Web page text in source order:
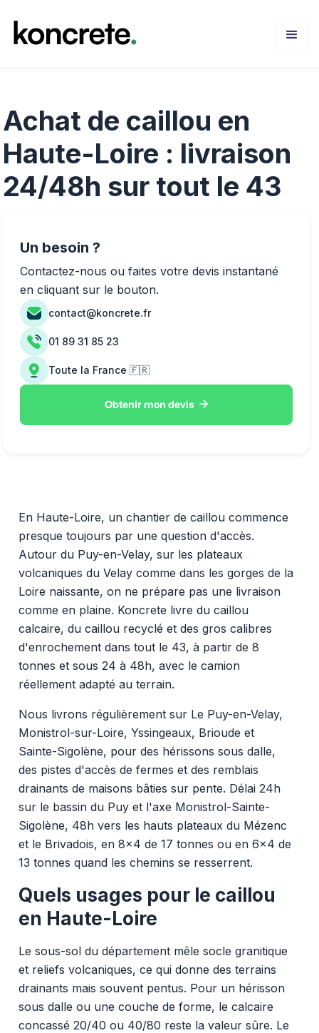
Achat de caillou en
Haute-Loire : livraison
24/48h sur tout le 43
En Haute-Loire, un chantier de caillou commence
presque toujours par une question d'accès.
Autour du Puy-en-Velay, sur les plateaux
volcaniques du Velay comme dans les gorges de la
Loire naissante, on ne prépare pas une livraison
comme en plaine. Koncrete livre du caillou
calcaire, du caillou recyclé et des gros calibres
d'enrochement dans tout le 43, à partir de 8
tonnes et sous 24 à 48h, avec le camion
réellement adapté au terrain.
Nous livrons régulièrement sur Le Puy-en-Velay,
Monistrol-sur-Loire, Yssingeaux, Brioude et
Sainte-Sigolène, pour des hérissons sous dalle,
des pistes d'accès de fermes et des remblais
drainants de maisons bâties sur pente. Délai 24h
sur le bassin du Puy et l'axe Monistrol-Sainte-
Sigolène, 48h vers les hauts plateaux du Mézenc
et le Brivadois, en 8x4 de 17 tonnes ou en 6x4 de
13 tonnes quand les chemins se resserrent.
Quels usages pour le caillou
en Haute-Loire
Le sous-sol du département mêle socle granitique
et reliefs volcaniques, ce qui donne des terrains
drainants mais souvent pentus. Pour un hérisson
sous dalle ou une couche de forme, le calcaire
concassé 20/40 ou 40/80 reste la valeur sûre. Le
Un besoin ?
Contactez-nous ou faites votre devis instantané
en cliquant sur le bouton.
contact@koncrete.fr
01 89 31 85 23
Toute la France 🇫🇷
Obtenir mon devis 